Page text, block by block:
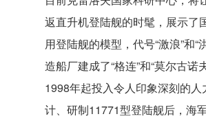
返直升机登陆舰的时髦，展示了
用登陆舰的模型，代号“激浪”和“
造船厂建成了“格连”和“莫尔古诺
1998年起投入令人印象深刻的人
计、研制11771型登陆舰后，海